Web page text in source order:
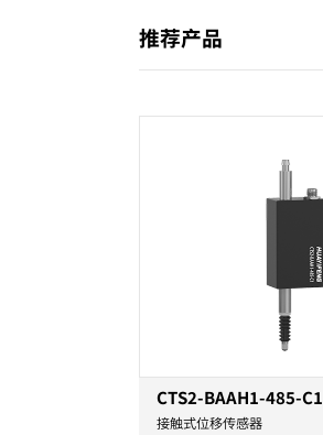
推荐产品
CTS2-BAAH1-485-C1
接触式位移传感器